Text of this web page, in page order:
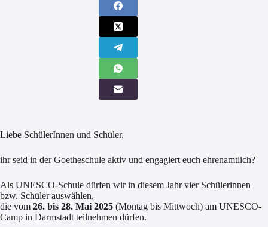
Liebe SchülerInnen und Schüler,
ihr seid in der Goetheschule aktiv und engagiert euch ehrenamtlich?
Als UNESCO-Schule dürfen wir in diesem Jahr vier Schülerinnen
bzw. Schüler auswählen,
die vom 26. bis 28. Mai 2025 (Montag bis Mittwoch) am UNESCO-
Camp in Darmstadt teilnehmen dürfen.